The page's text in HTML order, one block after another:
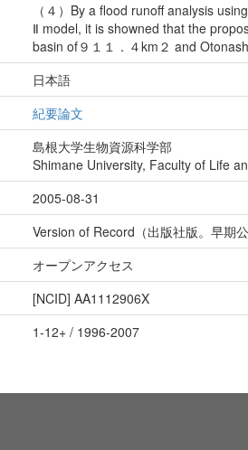
（４）By a flood runoff analysis
Ⅱ model, it is showned that the
basin of９１１．４km２ and
日本語
紀要論文
島根大学生物資源科学部
Shimane University, Faculty of Life
2005-08-31
Version of Record（出版社版。早期公
オープンアクセス
[NCID] AA1112906X
1-12+ / 1996-2007